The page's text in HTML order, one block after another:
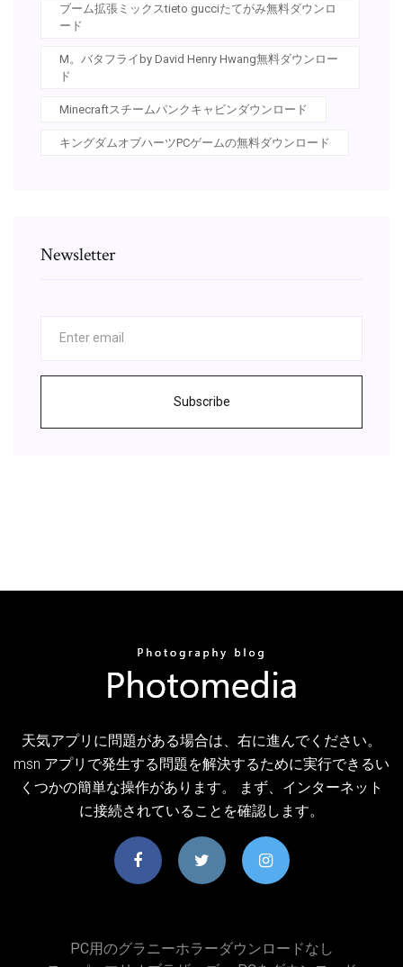
ブーム拡張ミックスtieto gucciたてがみ無料ダウンロ
ード
M。バタフライby David Henry Hwang無料ダウンロー
ド
Minecraftスチームパンクキャビンダウンロード
キングダムオブハーツPCゲームの無料ダウンロード
Newsletter
Subscribe
天気アプリに問題がある場合は、右に進んでください。
msn アプリで発生する問題を解決するために実行できるい
くつかの簡単な操作があります。 まず、インターネット
に接続されていることを確認します。
PC用のグラニーホラーダウンロードなし